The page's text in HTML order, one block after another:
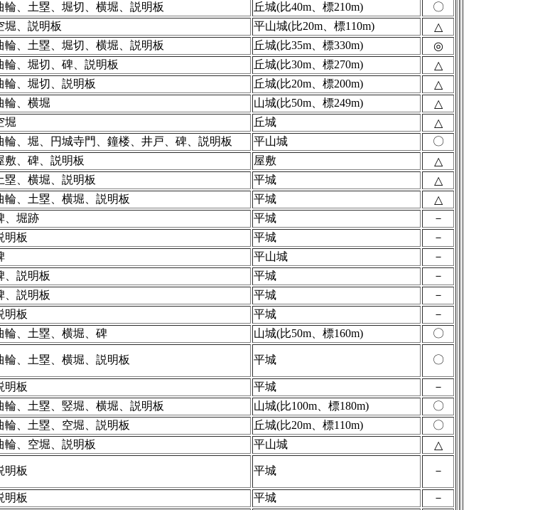
輪、土塁、堀切、横堀、説明板 丘城(比40m、標210m)
〇
堀、説明板 平山城(比20m、標110m)
△
輪、土塁、堀切、横堀、説明板 丘城(比35m、標330m)
◎
輪、堀切、碑、説明板 丘城(比30m、標270m)
△
輪、堀切、説明板 丘城(比20m、標200m)
△
輪、横堀 山城(比50m、標249m)
△
堀 丘城
△
輪、堀、円城寺門、鐘楼、井戸、碑、説明板 平山城
〇
敷、碑、説明板 屋敷
△
塁、横堀、説明板 平城
△
輪、土塁、横堀、説明板 平城
△
、堀跡 平城
－
明板 平城
－
平山城
－
、説明板 平城
－
、説明板 平城
－
明板 平城
－
輪、土塁、横堀、碑 山城(比50m、標160m) 〇
輪、土塁、横堀、説明板 平城 〇
明板 平城
－
輪、土塁、竪堀、横堀、説明板 山城(比100m、標180m)
〇
輪、土塁、空堀、説明板 丘城(比20m、標110m)
〇
輪、空堀、説明板 平山城 △
明板 平城 －
明板 平城
－